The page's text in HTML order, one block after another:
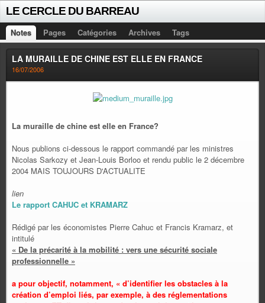
LE CERCLE DU BARREAU
Notes Pages Catégories Archives Tags
LA MURAILLE DE CHINE EST ELLE EN FRANCE
16/07/2006
La muraille de chine est elle en France?
Nous publions ci-dessous le rapport commandé par les ministres
Nicolas Sarkozy et Jean-Louis Borloo et rendu public le 2 décembre
2004 MAIS TOUJOURS D'ACTUALITE
lien
Le rapport CAHUC et KRAMARZ
Rédigé par les économistes Pierre Cahuc et Francis Kramarz, et
intitulé
« De la précarité à la mobilité : vers une sécurité sociale
professionnelle »
a pour objectif, notamment, « d’identifier les obstacles à la
création d’emploi liés, par exemple, à des réglementations